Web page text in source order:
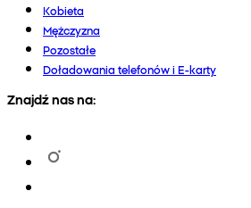
Kobieta
Mężczyzna
Pozostałe
Doładowania telefonów i E-karty
Znajdź nas na: